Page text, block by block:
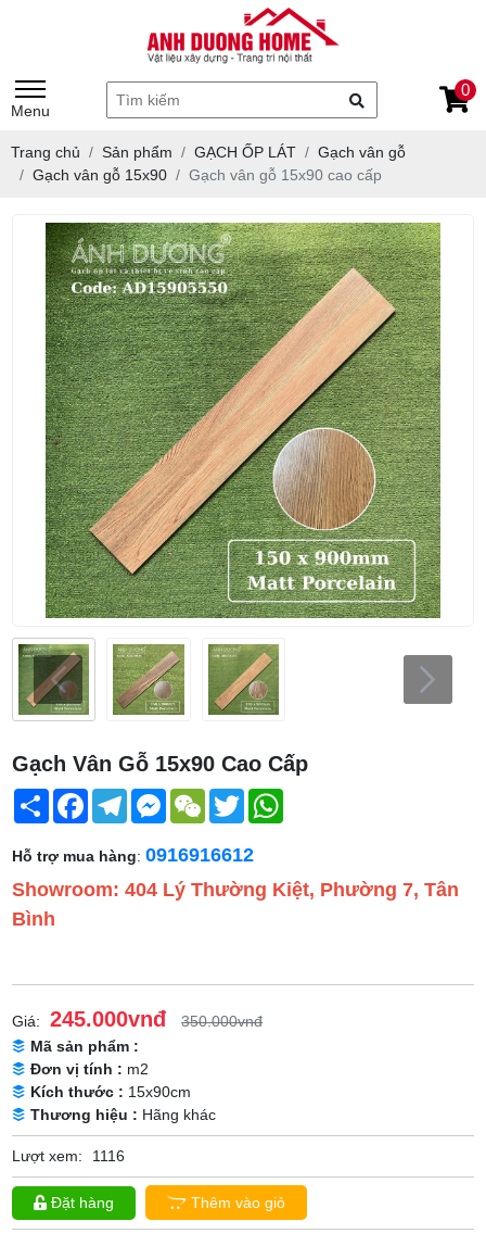
Menu
0
Trang chủ Sản phẩm GẠCH ỐP LÁT
Gạch vân gỗ
Gạch vân gỗ 15x90
Gạch vân gỗ 15x90 cao cấp
Gạch Vân Gỗ 15x90 Cao Cấp
Share FacebookTelegramMessenger
WeChatTwitter
Hỗ trợ mua hàng:0916916612
Showroom: 404 Lý Thường Kiệt, Phường 7, Tân
Bình
Giá: 245.000vnđ
350.000vnđ
Mã sản phẩm :
Đơn vị tính : m2
Kích thước : 15x90cm
Thương hiệu : Hãng khác
Lượt xem: 1116
Đặt hàng Thêm vào giỏ